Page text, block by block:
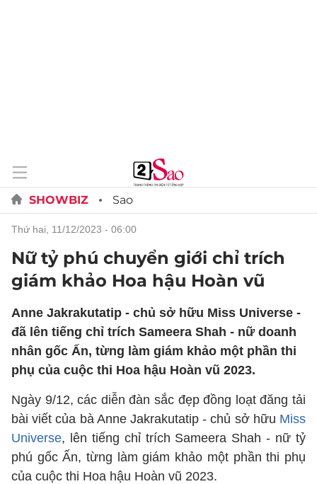
SHOWBIZ Sao
thứ hai, 11/12/2023 - 06:00
Nữ tỷ phú chuyển giới chỉ trích
giám khảo Hoa hậu Hoàn vũ
Anne Jakrakutatip - chủ sở hữu Miss Universe -
đã lên tiếng chỉ trích Sameera Shah - nữ doanh
nhân gốc Ấn, từng làm giám khảo một phần thi
phụ của cuộc thi Hoa hậu Hoàn vũ 2023.
Ngày 9/12, các diễn đàn sắc đẹp đồng loạt đăng tải
bài viết của bà Anne Jakrakutatip - chủ sở hữu Miss
Universe, lên tiếng chỉ trích Sameera Shah - nữ tỷ
phú gốc Ấn, từng làm giám khảo một phần thi phụ
của cuộc thi Hoa hậu Hoàn vũ 2023.